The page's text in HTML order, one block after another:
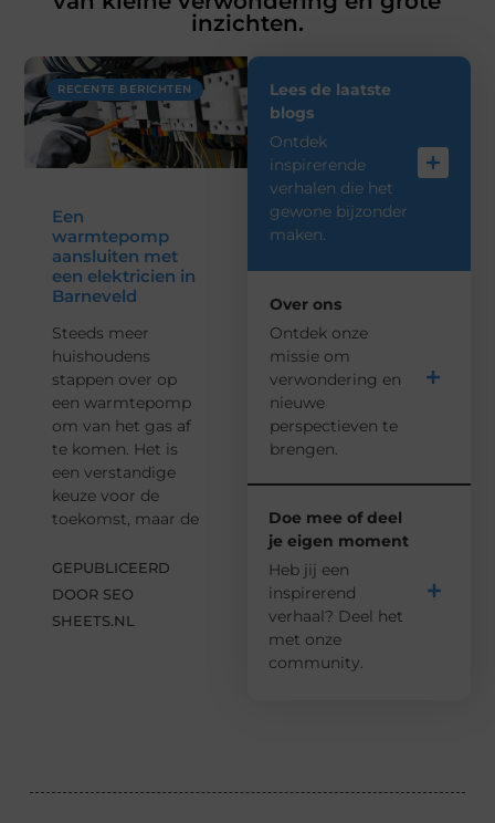
inzichten.
RECENTE BERICHTEN
Een
warmtepomp
aansluiten met
een elektricien in
Barneveld
Steeds meer
huishoudens
stappen over op
een warmtepomp
om van het gas af
te komen. Het is
een verstandige
keuze voor de
toekomst, maar de
GEPUBLICEERD
DOOR SEO
SHEETS.NL
Lees de laatste
blogs
Ontdek
inspirerende
verhalen die het
gewone bijzonder
maken.
Over ons
Ontdek onze
missie om
verwondering en
nieuwe
perspectieven te
brengen.
Doe mee of deel
je eigen moment
Heb jij een
inspirerend
verhaal? Deel het
met onze
community.